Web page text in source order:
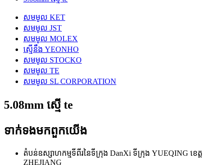
សមមូល KET
សមមូល JST
សមមូល MOLEX
ស្មើនឹង YEONHO
សមមូល STOCKO
សមមូល TE
សមមូល SL CORPORATION
5.08mm ស្មើ te
ទាក់ទង​មក​ពួក​យើង
តំបន់ឧស្សាហកម្មទីពីរនៃទីក្រុង DanXi ទីក្រុង YUEQING ខេត្ត
ZHEJIANG